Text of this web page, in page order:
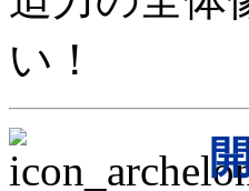
い！